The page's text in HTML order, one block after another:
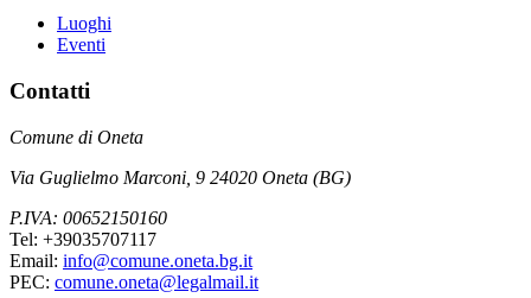
Luoghi
Eventi
Contatti
Comune di Oneta
Via Guglielmo Marconi, 9 24020 Oneta (BG)
P.IVA: 00652150160
Tel: +39035707117
Email: info@comune.oneta.bg.it
PEC: comune.oneta@legalmail.it